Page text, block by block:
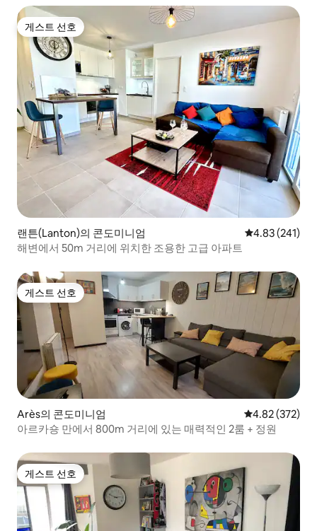
게스트 선호
게스트 선호
랜튼(Lanton)의 콘도미니엄 평점 4.83점(5
4.83 (241)
해변에서 50m 거리에 위치한 조용한 고급 아파트
게스트 선호
게스트 선호
Arès의 콘도미니엄 평점 4.82점(5
4.82 (372)
아르카숑 만에서 800m 거리에 있는 매력적인 2룸 + 정원
게스트 선호
게스트 선호